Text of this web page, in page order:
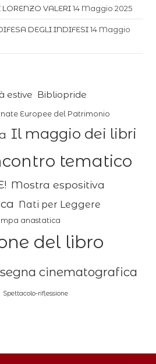
VALERI 14 Maggio 2025
DEGLI INDIFESI 14 Maggio
estive Bibliopride
Europee del Patrimonio
Il maggio dei libri
tematico
Mostra espositiva
Nati per Leggere
anastatica
del libro
cinematografica
Spettacolo-riflessione